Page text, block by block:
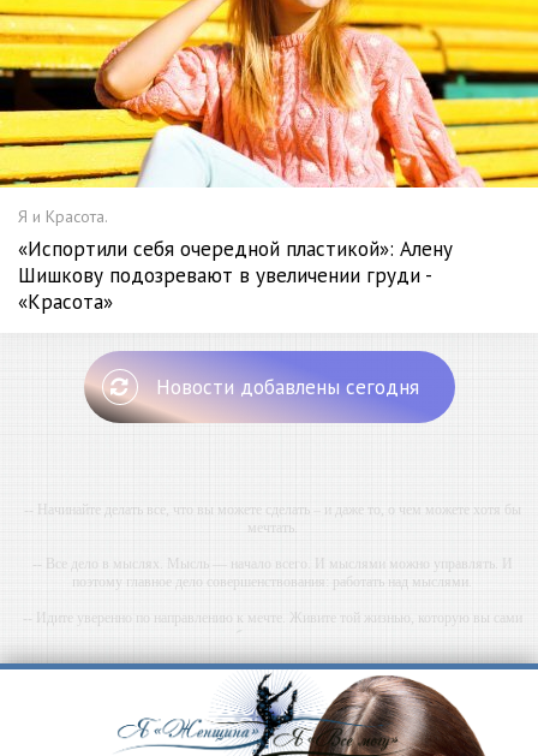
Я и Красота.
«Испортили себя очередной пластикой»: Алену
Шишкову подозревают в увеличении груди -
«Красота»
Новости добавлены сегодня
-- Начинайте делать все, что вы можете сделать – и даже то, о чем можете хотя бы
мечтать.
-- Все дело в мыслях. Мысль — начало всего. И мыслями можно управлять. И
поэтому главное дело совершенствования: работать над мыслями.
-- Идите уверенно по направлению к мечте. Живите той жизнью, которую вы сами
-- Самое большое богатство — это ум. Самая большая нищета — глупость. Из всех
страхов самый пугающий — самолюбование.
-- Лучшее, что можно сделать с хорошим советом, это пропустить его мимо ушей. Он
никогда не бывает полезен никому, кроме того, кто его дал.